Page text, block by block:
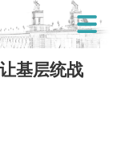
基层统战